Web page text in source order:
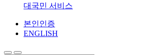
대국민 서비스
본인인증
ENGLISH